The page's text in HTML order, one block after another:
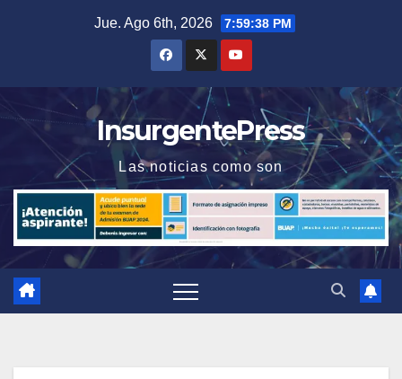
Jue. Ago 6th, 2026 7:59:39 PM
InsurgentePress
Las noticias como son